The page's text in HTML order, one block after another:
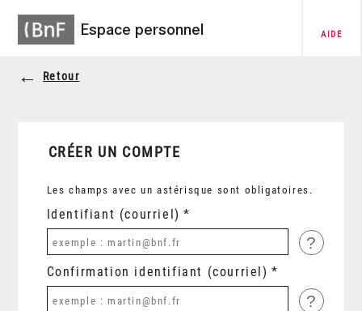
Espace personnel AIDE
Retour
CRÉER UN COMPTE
Les champs avec un astérisque sont obligatoires.
Identifiant (courriel)
?
Confirmation identifiant (courriel)
?